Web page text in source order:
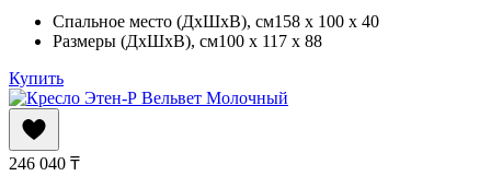
Спальное место (ДхШхВ), см158 x 100 x 40
Размеры (ДхШхВ), см100 x 117 x 88
Купить
246 040 ₸